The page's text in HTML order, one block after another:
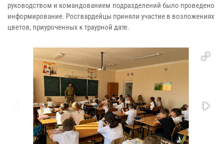
руководством и командованием подразделений было проведено
информирование. Росгвардейцы приняли участие в возложениях
цветов, приуроченных к траурной дате.